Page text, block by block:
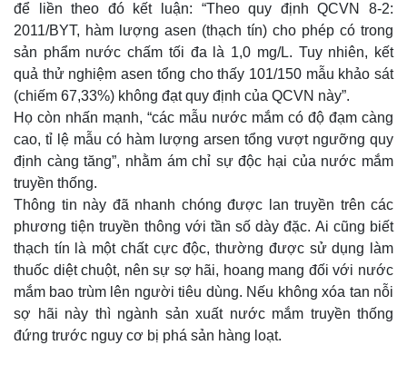
để liền theo đó kết luận: “Theo quy định QCVN 8-2:
2011/BYT, hàm lượng asen (thạch tín) cho phép có trong
sản phẩm nước chấm tối đa là 1,0 mg/L. Tuy nhiên, kết
quả thử nghiệm asen tổng cho thấy 101/150 mẫu khảo sát
(chiếm 67,33%) không đạt quy định của QCVN này”.
Họ còn nhấn mạnh, “các mẫu nước mắm có độ đạm càng
cao, tỉ lệ mẫu có hàm lượng arsen tổng vượt ngưỡng quy
định càng tăng”, nhằm ám chỉ sự độc hại của nước mắm
truyền thống.
Thông tin này đã nhanh chóng được lan truyền trên các
phương tiện truyền thông với tần số dày đặc. Ai cũng biết
thạch tín là một chất cực độc, thường được sử dụng làm
thuốc diệt chuột, nên sự sợ hãi, hoang mang đối với nước
mắm bao trùm lên người tiêu dùng. Nếu không xóa tan nỗi
sợ hãi này thì ngành sản xuất nước mắm truyền thống
đứng trước nguy cơ bị phá sản hàng loạt.